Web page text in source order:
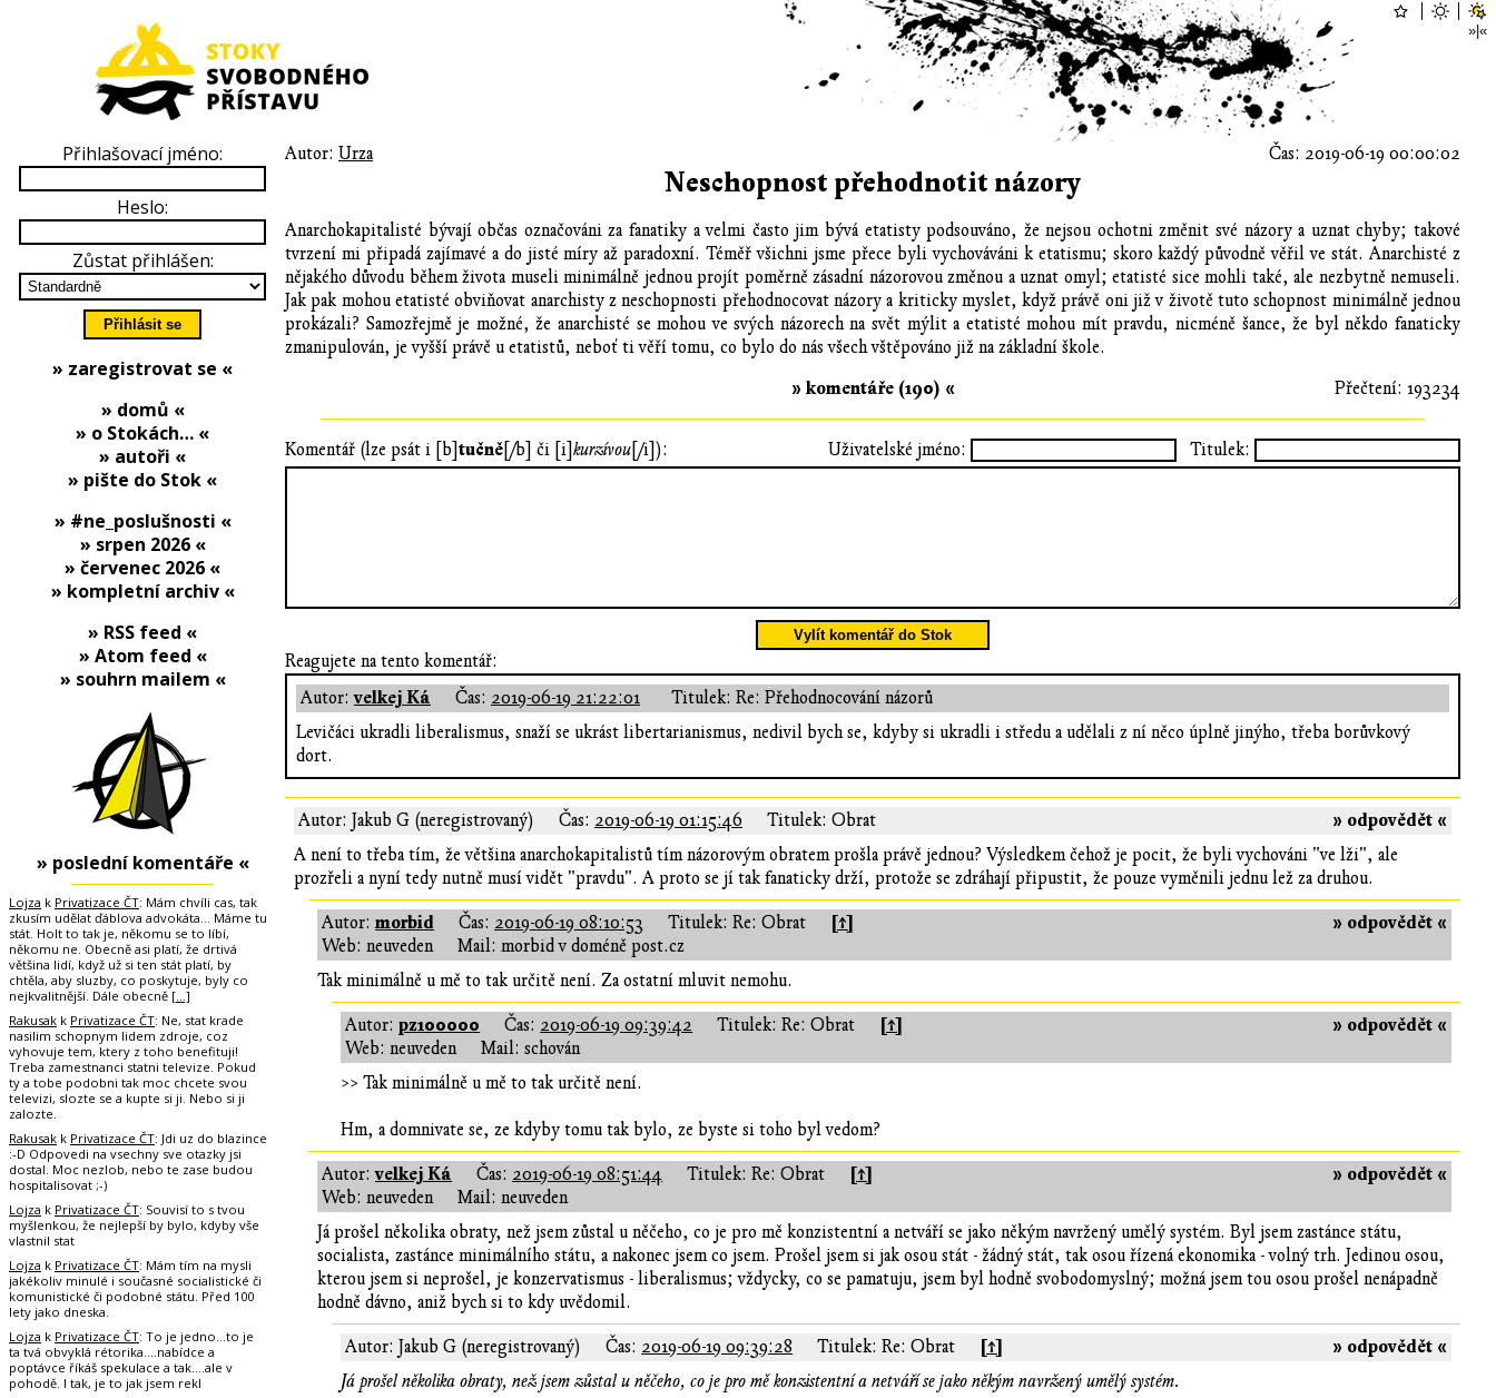
Autor: Urza Čas: 2019-06-19 00:00:02
Neschopnost přehodnotit názory
Anarchokapitalisté bývají občas označováni za fanatiky a velmi často jim bývá etatisty podsouváno, že nejsou ochotni změnit své názory a uznat chyby; takové
tvrzení mi připadá zajímavé a do jisté míry až paradoxní. Téměř všichni jsme přece byli vychováváni k etatismu; skoro každý původně věřil ve stát. Anarchisté z
nějakého důvodu během života museli minimálně jednou projít poměrně zásadní názorovou změnou a uznat omyl; etatisté sice mohli také, ale nezbytně nemuseli.
Jak pak mohou etatisté obviňovat anarchisty z neschopnosti přehodnocovat názory a kriticky myslet, když právě oni již v životě tuto schopnost minimálně jednou
prokázali? Samozřejmě je možné, že anarchisté se mohou ve svých názorech na svět mýlit a etatisté mohou mít pravdu, nicméně šance, že byl někdo fanaticky
zmanipulován, je vyšší právě u etatistů, neboť ti věří tomu, co bylo do nás všech vštěpováno již na základní škole.
Přečtení: 193234
» komentáře (190) «
Uživatelské jméno: Titulek:
Komentář (lze psát i [b] tučně [/b] či [i] kurzívou [/i]):
Vylít komentář do Stok
Reagujete na tento komentář:
Autor:velkej Ká Čas: 2019-06-19 21:22:01
Titulek: Re: Přehodnocování názorů
Levičáci ukradli liberalismus, snaží se ukrást libertarianismus, nedivil bych se, kdyby si ukradli i středu a udělali z ní něco úplně jinýho, třeba borůvkový
dort.
» odpovědět «
Autor: Jakub G (neregistrovaný) Čas: 2019-06-19 01:15:46
Titulek: Obrat
A není to třeba tím, že většina anarchokapitalistů tím názorovým obratem prošla právě jednou? Výsledkem čehož je pocit, že byli vychováni "ve lži", ale
prozřeli a nyní tedy nutně musí vidět "pravdu". A proto se jí tak fanaticky drží, protože se zdráhají připustit, že pouze vyměnili jednu lež za druhou.
» odpovědět «
Autor:morbid Čas: 2019-06-19 08:10:53 Titulek: Re: Obrat [↑]
Web: neuveden
Mail: morbid v doméně post.cz
Tak minimálně u mě to tak určitě není. Za ostatní mluvit nemohu.
» odpovědět «
Autor:pz100000 Čas: 2019-06-19 09:39:42 Titulek: Re: Obrat [↑]
Web: neuveden
Mail: schován
>> Tak minimálně u mě to tak určitě není.
Hm, a domnivate se, ze kdyby tomu tak bylo, ze byste si toho byl vedom?
» odpovědět «
Autor:velkej Ká Čas: 2019-06-19 08:51:44 Titulek: Re: Obrat [↑]
Web: neuveden
Mail: neuveden
Já prošel několika obraty, než jsem zůstal u něčeho, co je pro mě konzistentní a netváří se jako někým navržený umělý systém. Byl jsem zastánce státu,
socialista, zastánce minimálního státu, a nakonec jsem co jsem. Prošel jsem si jak osou stát - žádný stát, tak osou řízená ekonomika - volný trh. Jedinou osou,
kterou jsem si neprošel, je konzervatismus - liberalismus; vždycky, co se pamatuju, jsem byl hodně svobodomyslný; možná jsem tou osou prošel nenápadně
hodně dávno, aniž bych si to kdy uvědomil.
» odpovědět «
Autor: Jakub G (neregistrovaný) Čas: 2019-06-19 09:39:28 Titulek: Re: Obrat [↑]
Já prošel několika obraty, než jsem zůstal u něčeho, co je pro mě konzistentní a netváří se jako někým navržený umělý systém.
Přihlašovací jméno:
Heslo:
Zůstat přihlášen:
» zaregistrovat se «
» domů «
» o Stokách… «
» autoři «
» pište do Stok «
» #ne_poslušnosti «
» srpen 2026 «
» červenec 2026 «
» kompletní archiv «
» RSS feed «
» Atom feed «
» souhrn mailem «
» poslední komentáře «
Lojza k Privatizace ČT: Mám chvíli cas, tak
zkusím udělat ďáblova advokáta... Máme tu
stát. Holt to tak je, někomu se to líbí,
někomu ne. Obecně asi platí, že drtivá
většina lidí, když už si ten stát platí, by
chtěla, aby sluzby, co poskytuje, byly co
nejkvalitnější. Dále obecně […]
Rakusak k Privatizace ČT: Ne, stat krade
nasilim schopnym lidem zdroje, coz
vyhovuje tem, ktery z toho benefituji!
Treba zamestnanci statni televize. Pokud
ty a tobe podobni tak moc chcete svou
televizi, slozte se a kupte si ji. Nebo si ji
zalozte.
Rakusak k Privatizace ČT: Jdi uz do blazince
:-D Odpovedi na vsechny sve otazky jsi
dostal. Moc nezlob, nebo te zase budou
hospitalisovat ;-)
Lojza k Privatizace ČT: Souvisí to s tvou
myšlenkou, že nejlepší by bylo, kdyby vše
vlastnil stat
Lojza k Privatizace ČT: Mám tím na mysli
jakékoliv minulé i současné socialistické či
komunistické či podobné státu. Před 100
lety jako dneska.
Lojza k Privatizace ČT: To je jedno...to je
ta tvá obvyklá rétorika....nabídce a
poptávce říkáš spekulace a tak....ale v
pohodě. I tak, je to jak jsem rekl